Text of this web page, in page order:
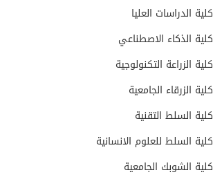
كلية الدراسات العليا
كلية الذكاء الاصطناعي
كلية الزراعة التكنولوجية
كلية الزرقاء الجامعية
كلية السلط التقنية
كلية السلط للعلوم الانسانية
كلية الشوبك الجامعية